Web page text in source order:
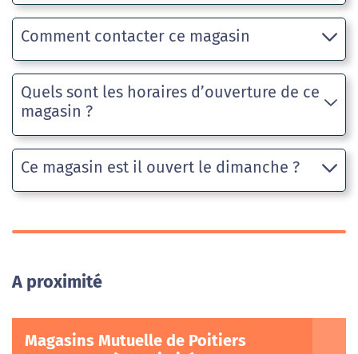
Comment contacter ce magasin
Quels sont les horaires d’ouverture de ce
magasin ?
Ce magasin est il ouvert le dimanche ?
A proximité
Magasins Mutuelle de Poitiers